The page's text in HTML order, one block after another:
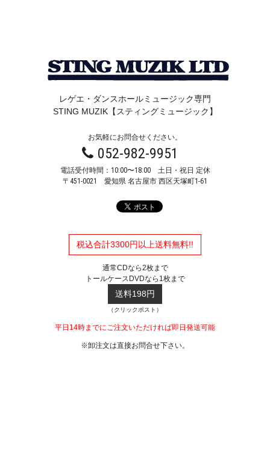
レゲエ・ダンスホールミュージック専門
STING MUZIK【スティングミュージック】
お気軽にお問合せください。
052-982-9951
電話受付時間：10:00〜18:00 土日・祝日 定休
〒451-0021 愛知県 名古屋市 西区天塚町1-61
税込合計3300円以上送料無料!!
通常CDなら2枚まで
トールケースDVDなら1枚まで
送料198円
（クリックポスト）
平日14時までにご注文いただければ即日発送可能
※卸注文は直接お問合せ下さい。